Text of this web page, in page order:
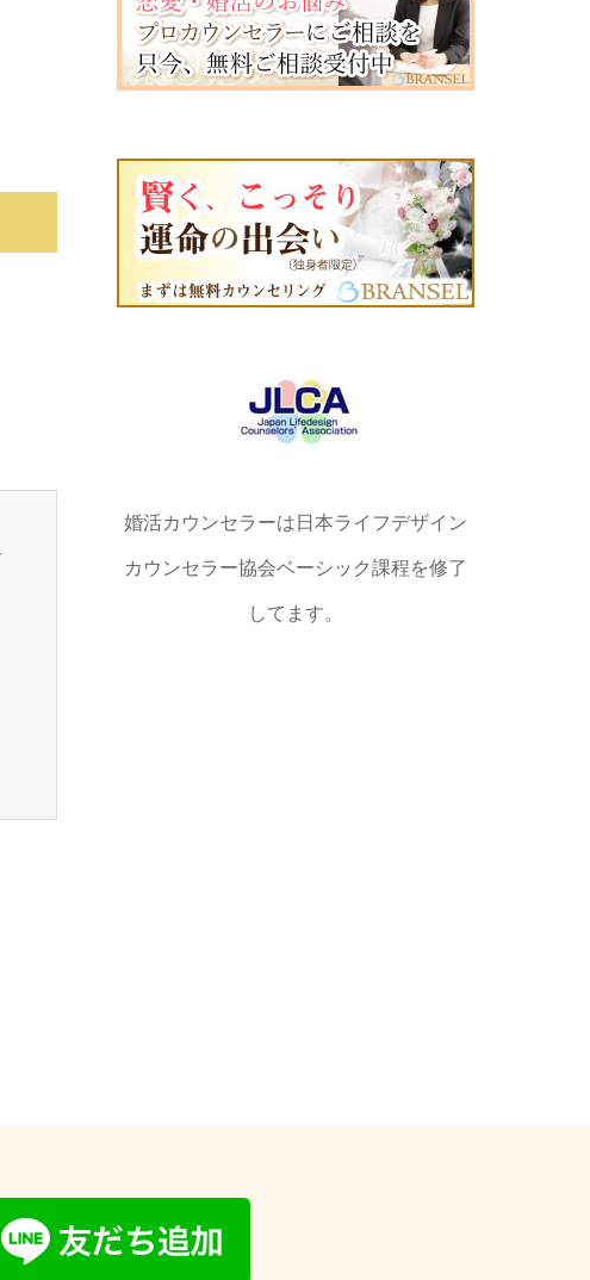
婚活カウンセラーは日本ライフデザイン
カウンセラー協会ベーシック課程を修了
してます。